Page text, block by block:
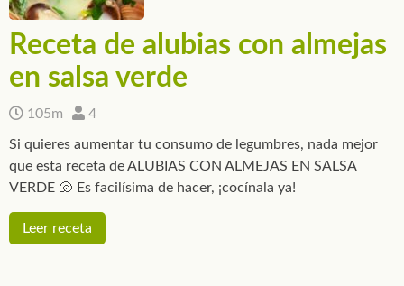
Receta de alubias con almejas
en salsa verde
105m 4
Si quieres aumentar tu consumo de legumbres, nada mejor
que esta receta de ALUBIAS CON ALMEJAS EN SALSA
VERDE 🐚 Es facilísima de hacer, ¡cocínala ya!
Leer receta